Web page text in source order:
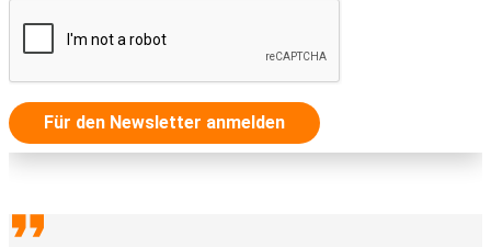
Für den Newsletter anmelden